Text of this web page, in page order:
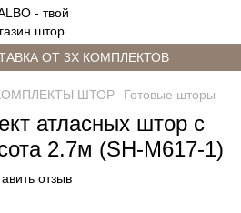
ОТ 3Х КОМПЛЕКТОВ
ШТОР Готовые шторы
атласных штор с
2.7м (SH-М617-1)
отзыв